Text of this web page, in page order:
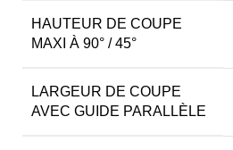
HAUTEUR DE COUPE
MAXI À 90° / 45°
LARGEUR DE COUPE
AVEC GUIDE PARALLÈLE